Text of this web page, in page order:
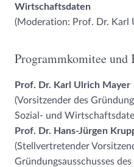
Wirtschaftsdaten
(Moderation: Prof. Dr. Karl
Programmkomitee und
Prof. Dr. Karl Ulrich Mayer
(Vorsitzender des
Sozial- und
Prof. Dr. Hans-Jürgen
(Stellvertretender
Gründungsausschusses